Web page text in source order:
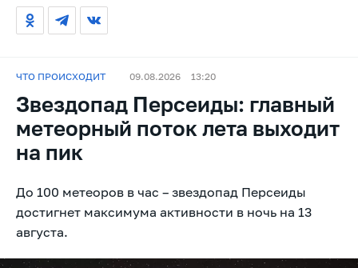
ЧТО ПРОИСХОДИТ 09.08.2026 13:20
Звездопад Персеиды: главный
метеорный поток лета выходит
на пик
До 100 метеоров в час – звездопад Персеиды
достигнет максимума активности в ночь на 13
августа.